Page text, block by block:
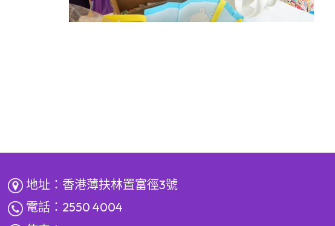
地址：香港薄扶林置富徑3號
電話：2550 4004